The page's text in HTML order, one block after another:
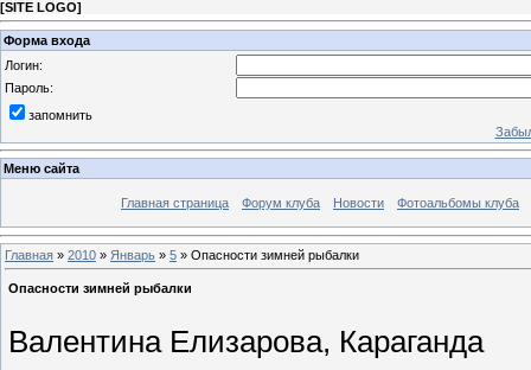
[SITE LOGO]
Форма входа
Логин:
Пароль:
запомнить
Меню сайта
Главная страница Форум клуба Новости Фотоальбомы клуба
Главная » 2010 » Январь » 5 » Опасности зимней рыбалки
Опасности зимней рыбалки
Валентина Елизарова, Караганда